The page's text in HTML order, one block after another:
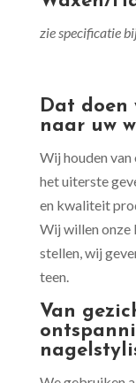
zie specificatie
Dat doen
naar uw
Wij houden
het uiterste
en kwaliteit
Wij willen onze
stellen, wij
teen.
Van